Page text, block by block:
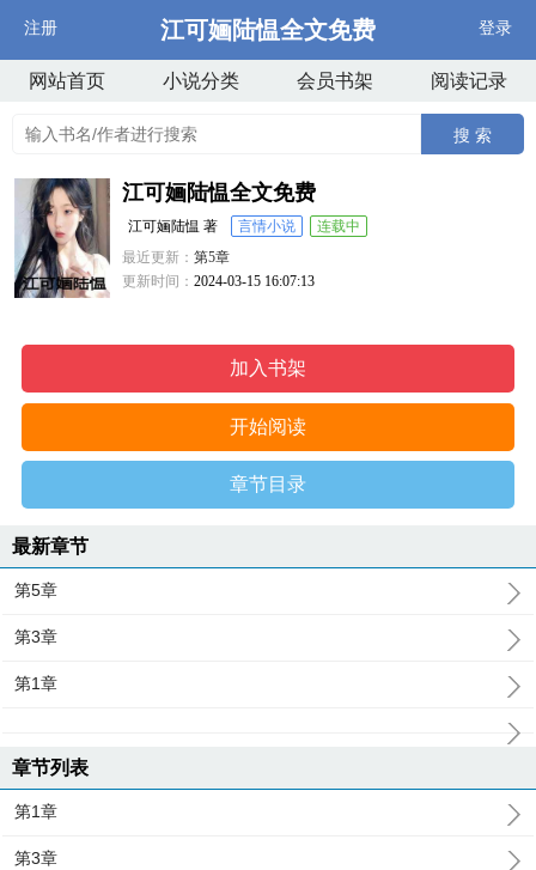
注册 江可婳陆愠全文免费 登录
网站首页 小说分类 会员书架 阅读记录
搜 索
江可婳陆愠全文免费
江可婳陆愠 著 言情小说
连载中
最近更新：第5章
更新时间：2024-03-15 16:07:13
加入书架
开始阅读
章节目录
最新章节
第5章
第3章
第1章
章节列表
第1章
第3章